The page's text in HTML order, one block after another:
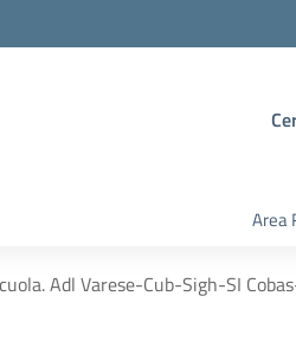
Area
Adl Varese-Cub-Sigh-SI